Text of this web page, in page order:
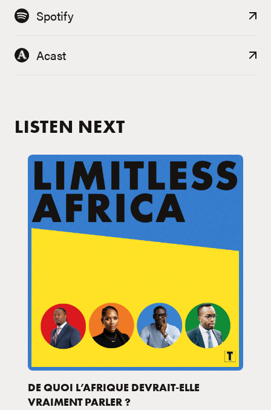
Spotify
Acast
LISTEN NEXT
DE QUOI L’AFRIQUE DEVRAIT-ELLE
VRAIMENT PARLER ?